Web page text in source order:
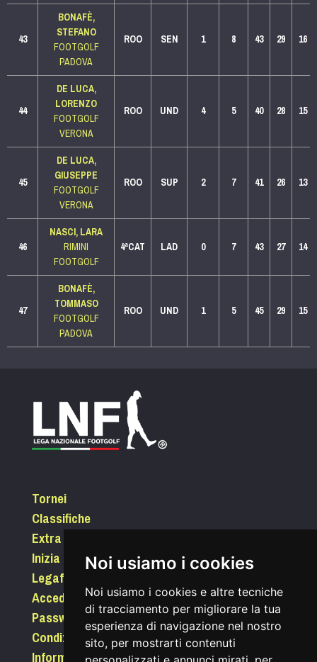
Noi usiamo i cookies
Noi usiamo i cookies e altre tecniche
di tracciamento per migliorare la tua
esperienza di navigazione nel nostro
sito, per mostrarti contenuti
43
BONAFÈ,
STEFANO
FOOTGOLF
PADOVA
ROO SEN 1 8 43 29 16
44
DE LUCA,
LORENZO
FOOTGOLF
VERONA
ROO UND 4 5 40 28 15
45
DE LUCA,
GIUSEPPE
FOOTGOLF
VERONA
ROO SUP 2 7 41 26 13
46
NASCI, LARA
RIMINI
FOOTGOLF
4ªCAT LAD 0 7 43 27 14
47
BONAFÈ,
TOMMASO
FOOTGOLF
PADOVA
ROO UND 1 5 45 29 15
Tornei
Classifiche
Extra
Inizia a giocare
Legafootgolf.it
Accedi
Password dimenticata?
Condizioni di utilizzo